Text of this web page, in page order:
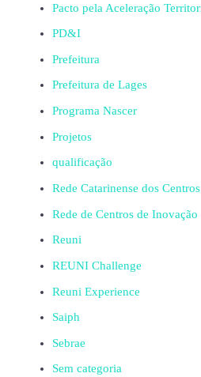
Pacto pela Aceleração
PD&I
Prefeitura
Prefeitura de Lages
Programa Nascer
Projetos
qualificação
Rede Catarinense dos
Rede de Centros de Inovação
Reuni
REUNI Challenge
Reuni Experience
Saiph
Sebrae
Sem categoria